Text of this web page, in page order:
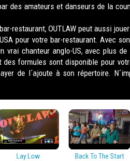
des amateurs et danseurs de la
restaurant, OUTLAW peut aussi
pour votre bar-restaurant. Avec
chanteur anglo-US, avec plus
des formules sont disponible pour
de l´ajoute à son répertoire.
Lay Low Back To The Start